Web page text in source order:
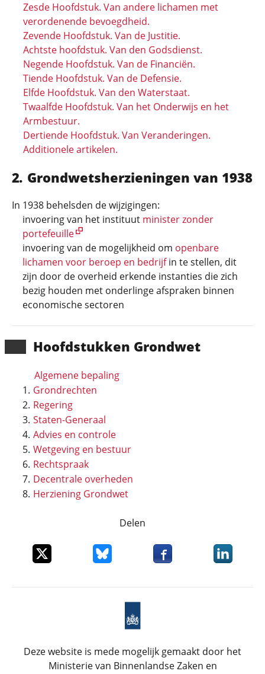
Hoofd­stukken Grondwet
Algemene bepaling
Grondrechten
Regering
Staten-Generaal
Advies en controle
Wetgeving en bestuur
Rechtspraak
Decentrale overheden
Herziening Grondwet
Zesde Hoofdstuk. Van andere lichamen met
verordenende bevoegdheid.
Zevende Hoofdstuk. Van de Justitie.
Achtste hoofdstuk. Van den Godsdienst.
Negende Hoofdstuk. Van de Financiën.
Tiende Hoofdstuk. Van de Defensie.
Elfde Hoofdstuk. Van den Waterstaat.
Twaalfde Hoofdstuk. Van het Onderwijs en het
Armbestuur.
Dertiende Hoofdstuk. Van Veranderingen.
Additionele artikelen.
Grondwetsherzieningen van 1938
In 1938 behelsden de wijzigingen:
invoering van het instituut minister zonder
portefeuille
invoering van de mogelijkheid om openbare
lichamen voor beroep en bedrijfin te stellen, dit
zijn door de overheid erkende instanties die zich
bezig houden met onderlinge afspraken binnen
economische sectoren
Delen
Deel dit item op XDeel dit item op Bluesky
Deel dit item opDeel dit
Deze website is mede mogelijk gemaakt door het
Ministerie van Binnenlandse Zaken en